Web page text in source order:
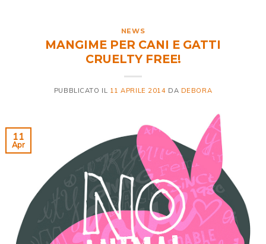
NEWS
MANGIME PER CANI E GATTI
CRUELTY FREE!
PUBBLICATO IL 11 APRILE 2014 DA DEBORA
11
Apr